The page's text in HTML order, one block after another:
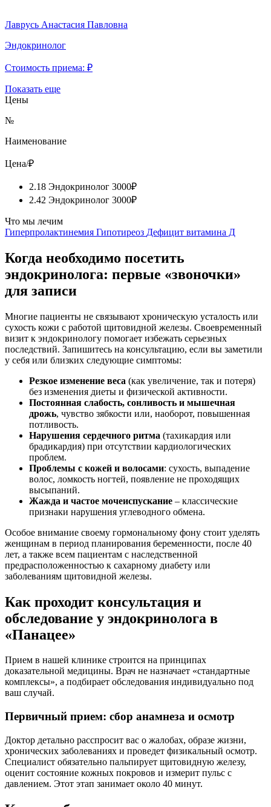
Лаврусь Анастасия Павловна
Эндокринолог
Стоимость приема: ₽
Показать еще
Цены
№
Наименование
Цена/₽
2.18 Эндокринолог 3000₽
2.42 Эндокринолог 3000₽
Что мы лечим
Гиперпролактинемия Гипотиреоз Дефицит витамина Д
Когда необходимо посетить
эндокринолога: первые «звоночки»
для записи
Многие пациенты не связывают хроническую усталость или
сухость кожи с работой щитовидной железы. Своевременный
визит к эндокринологу помогает избежать серьезных
последствий. Запишитесь на консультацию, если вы заметили
у себя или близких следующие симптомы:
Резкое изменение веса (как увеличение, так и потеря)
без изменения диеты и физической активности.
Постоянная слабость, сонливость и мышечная
дрожь, чувство зябкости или, наоборот, повышенная
потливость.
Нарушения сердечного ритма (тахикардия или
брадикардия) при отсутствии кардиологических
проблем.
Проблемы с кожей и волосами: сухость, выпадение
волос, ломкость ногтей, появление не проходящих
высыпаний.
Жажда и частое мочеиспускание – классические
признаки нарушения углеводного обмена.
Особое внимание своему гормональному фону стоит уделять
женщинам в период планирования беременности, после 40
лет, а также всем пациентам с наследственной
предрасположенностью к сахарному диабету или
заболеваниям щитовидной железы.
Как проходит консультация и
обследование у эндокринолога в
«Панацее»
Прием в нашей клинике строится на принципах
доказательной медицины. Врач не назначает «стандартные
комплексы», а подбирает обследования индивидуально под
ваш случай.
Первичный прием: сбор анамнеза и осмотр
Доктор детально расспросит вас о жалобах, образе жизни,
хронических заболеваниях и проведет физикальный осмотр.
Специалист обязательно пальпирует щитовидную железу,
оценит состояние кожных покровов и измерит пульс с
давлением. Этот этап занимает около 40 минут.